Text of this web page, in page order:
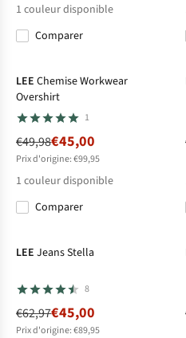
1 couleur disponible
Comparer
LEE Chemise Workwear
Overshirt
1
€49,98€45,00
Prix d'origine: €99,95
1 couleur disponible
Comparer
LEE Jeans Stella
8
€62,97€45,00
Prix d'origine: €89,95